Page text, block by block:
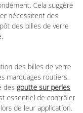
Cela suggère
nécessitent des
des billes de verre
des billes de verre
marquages routiers.
desgoutte sur perles
essentiel de contrôler
de leur application.